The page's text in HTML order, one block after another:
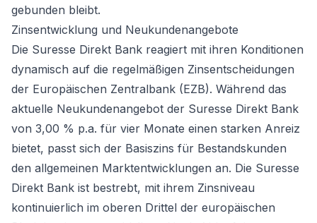
gebunden bleibt.
Zinsentwicklung und Neukundenangebote
Die Suresse Direkt Bank reagiert mit ihren Konditionen
dynamisch auf die regelmäßigen Zinsentscheidungen
der Europäischen Zentralbank (EZB). Während das
aktuelle Neukundenangebot der Suresse Direkt Bank
von 3,00 % p.a. für vier Monate einen starken Anreiz
bietet, passt sich der Basiszins für Bestandskunden
den allgemeinen Marktentwicklungen an. Die Suresse
Direkt Bank ist bestrebt, mit ihrem Zinsniveau
kontinuierlich im oberen Drittel der europäischen